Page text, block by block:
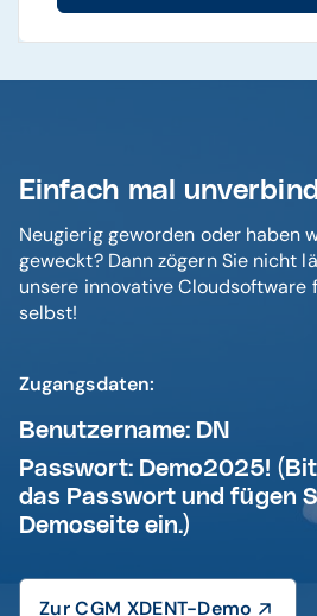
Einfach mal
Neugierig geworden oder haben
geweckt? Dann zögern Sie nicht
unsere innovative Cloudsoftware
selbst!
Zugangsdaten:
Benutzername: DN
Passwort: Demo2025!
das Passwort und fügen
Demoseite ein.)
Zur CGM XDENT-Demo